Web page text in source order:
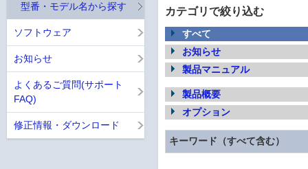
カテゴリで絞り込む
すべて
お知らせ
製品マニュアル
製品概要
オプション
キーワード（すべて含む）
型番・モデル名から探す
ソフトウェア
お知らせ
よくあるご質問(サポート
FAQ)
修正情報・ダウンロード